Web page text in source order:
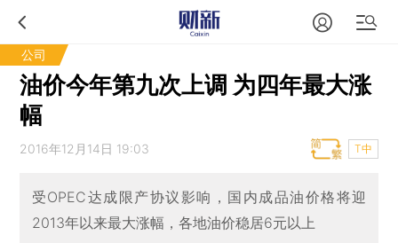
公司
油价今年第九次上调 为四年最大涨
幅
2016年12月14日 19:03 T中
受OPEC达成限产协议影响，国内成品油价格将迎
2013年以来最大涨幅，各地油价稳居6元以上